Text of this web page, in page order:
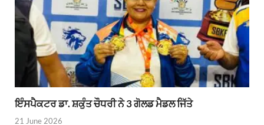
ਇੰਸਪੈਕਟਰ ਡਾ. ਸ਼ਕੁੰਤ ਚੌਧਰੀ ਨੇ 3 ਗੋਲਡ ਮੈਡਲ ਜਿੱਤੇ
21 June 2026